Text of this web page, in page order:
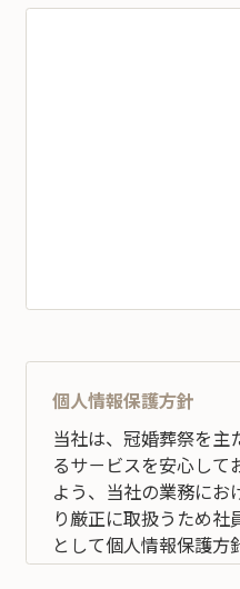
個人情報保護方針
当社は、冠婚葬祭を主
るサ－ビスを安心して
よう、当社の業務にお
り厳正に取扱うため社
として個人情報保護
を図ります。 全従業